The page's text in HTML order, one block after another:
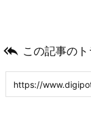
 この記事の